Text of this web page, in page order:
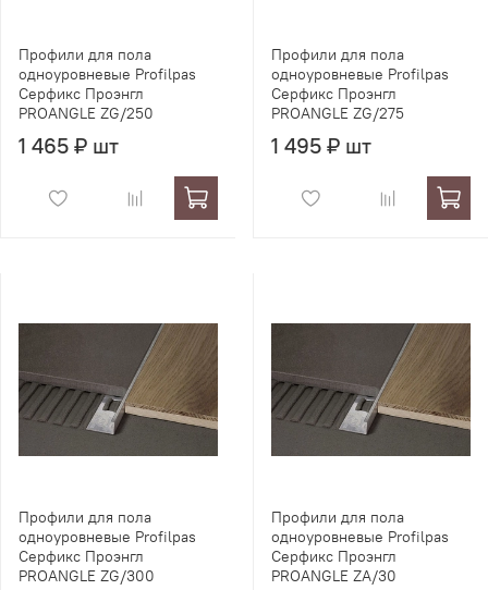
Профили для пола
одноуровневые Profilpas
Серфикс Проэнгл
PROANGLE ZG/250
1 465 ₽ шт
Профили для пола
одноуровневые Profilpas
Серфикс Проэнгл
PROANGLE ZG/275
1 495 ₽ шт
Профили для пола
одноуровневые Profilpas
Серфикс Проэнгл
PROANGLE ZG/300
Профили для пола
одноуровневые Profilpas
Серфикс Проэнгл
PROANGLE ZA/30